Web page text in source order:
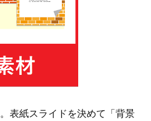
表紙スライドを決めて「背景